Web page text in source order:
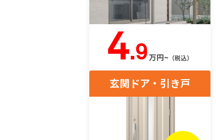
4.9万円~ （税込）
玄関ドア・引き戸